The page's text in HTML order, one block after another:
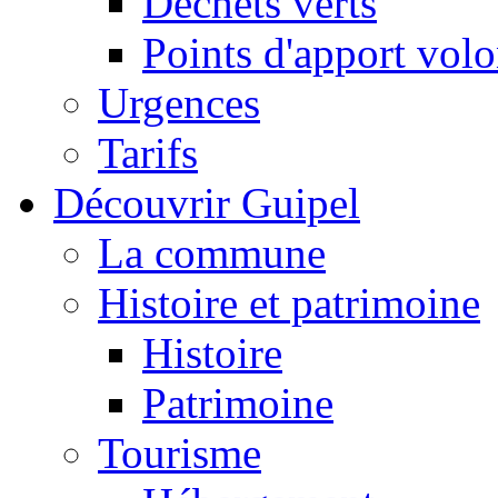
Points d'apport
Urgences
Tarifs
Découvrir Guipel
La commune
Histoire et patrimoine
Histoire
Patrimoine
Tourisme